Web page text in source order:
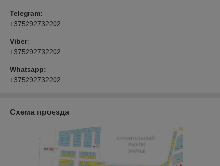
Telegram:
+375292732202
Viber:
+375292732202
Whatsapp:
+375292732202
Схема проезда